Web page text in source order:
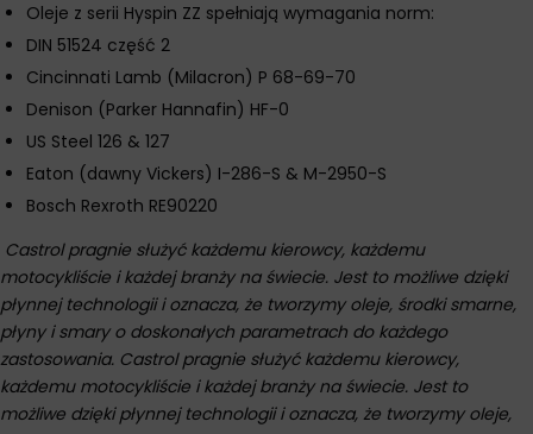
Oleje z serii Hyspin ZZ spełniają wymagania norm:
DIN 51524 część 2
Cincinnati Lamb (Milacron) P 68-69-70
Denison (Parker Hannafin) HF-0
US Steel 126 & 127
Eaton (dawny Vickers) I-286-S & M-2950-S
Bosch Rexroth RE90220
Castrol pragnie służyć każdemu kierowcy, każdemu
motocykliście i każdej branży na świecie. Jest to możliwe dzięki
płynnej technologii i oznacza, że tworzymy oleje, środki smarne,
płyny i smary o doskonałych parametrach do każdego
zastosowania. Castrol pragnie służyć każdemu kierowcy,
każdemu motocykliście i każdej branży na świecie. Jest to
możliwe dzięki płynnej technologii i oznacza, że tworzymy oleje,